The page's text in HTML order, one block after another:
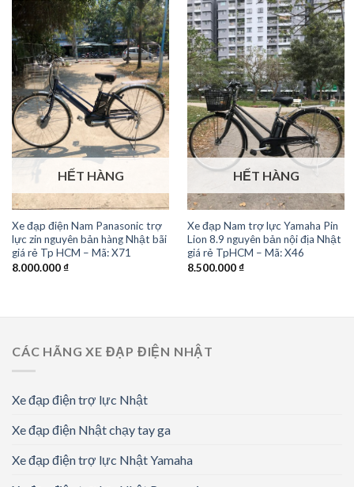
HẾT HÀNG
Xe đạp điện Nam Panasonic trợ
lực zin nguyên bản hàng Nhật bãi
giá rẻ Tp HCM – Mã: X71
8.000.000₫
HẾT HÀNG
Xe đạp Nam trợ lực Yamaha Pin
Lion 8.9 nguyên bản nội địa Nhật
giá rẻ TpHCM – Mã: X46
8.500.000₫
CÁC HÃNG XE ĐẠP ĐIỆN NHẬT
Xe đạp điện trợ lực Nhật
Xe đạp điện Nhật chạy tay ga
Xe đạp điện trợ lực Nhật Yamaha